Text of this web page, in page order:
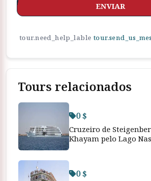
ENVIAR
tour.need_help_lable
Tours relacionados
0 $
Cruzeiro de
Khayam pelo Lago
0 $